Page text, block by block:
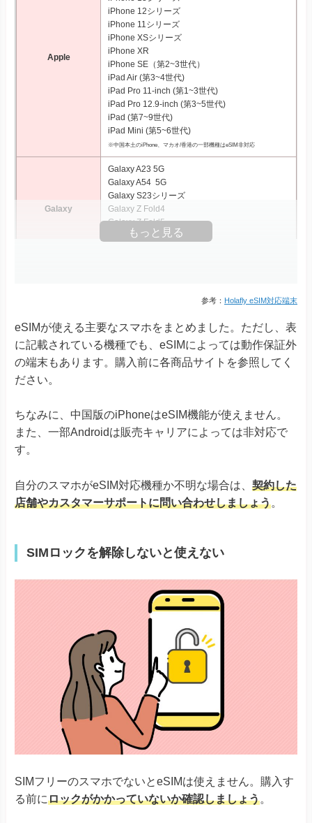
Apple
iPhone 12シリーズ
iPhone 11シリーズ
iPhone XSシリーズ
iPhone XR
iPhone SE（第2~3世代）
iPad Air (第3~4世代)
iPad Pro 11‑inch (第1~3世代)
iPad Pro 12.9‑inch (第3~5世代)
iPad (第7~9世代)
iPad Mini (第5~6世代)
※中国本土のiPhone、マカオ/香港の一部機種はeSIM非対応
Galaxy
Galaxy A23 5G
Galaxy A54 5G
Galaxy S23シリーズ
Galaxy Z Fold4
Galaxy Z Fold5
Galaxy Z Flip4
Xperia
Xperia 5 IV
Xperia 5 V
Xperia 10 IV Xperia 10 V
Xperia 10 V Fun Edition SO-52D
AQUOS sense8
AQUOS sense7シリーズ
AQUOS wishシリーズ
AQUOS zero6
Simple Sumaho6
Rakuten Big-S
Rakuten Hand 5G
Google Pixel
Google Pixel 4, 4a & 4 XL
Google Pixel 5
Google Pixel 6シリーズ
Google Pixel 7シリーズ
Google Pixel Fold
Google Pixel 8シリーズ
Xiaomi
Xiaomi 12T Pro
Xiaomi 13Tシリーズ
Redmi Note 11 Pro 5G
Redmi Note 10T
Razr 5G※ソフトバンク版除く
Razr 40
もっと見る
参考： Holafly eSIM対応端末
eSIMが使える主要なスマホをまとめました。ただし、表
に記載されている機種でも、eSIMによっては動作保証外
の端末もあります。購入前に各商品サイトを参照してく
ださい。
ちなみに、中国版のiPhoneはeSIM機能が使えません。
また、一部Androidは販売キャリアによっては非対応で
す。
自分のスマホがeSIM対応機種か不明な場合は、 契約した
店舗やカスタマーサポートに問い合わせしましょう。
SIMロックを解除しないと使えない
SIMフリーのスマホでないとeSIMは使えません。購入す
る前にロックがかかっていないか確認しましょう。